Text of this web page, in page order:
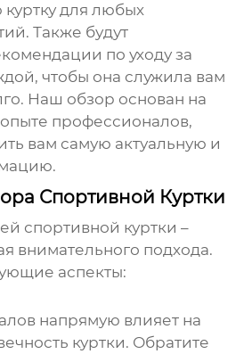
для любых
Также будут
по уходу за
чтобы она служила вам
Наш обзор основан на
профессионалов,
вам самую актуальную и
Спортивной Куртки
спортивной куртки –
внимательного подхода.
аспекты:
напрямую влияет на
куртки. Обратите